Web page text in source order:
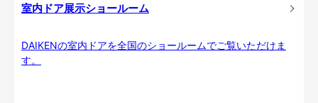
室内ドア展示ショールーム
DAIKENの室内ドアを全国のショールームでご覧いただけま
す。